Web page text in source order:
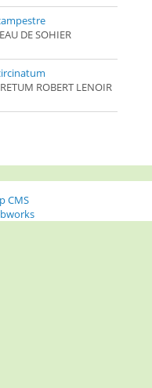
DE SOHIER
ROBERT LENOIR
CMS